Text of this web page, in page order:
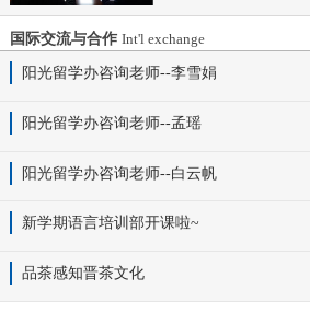
紧随其后，校旗方
进，彩旗猎猎映晴
景。全场师生肃立
冉冉升起，全体师
时代华章。 学院院长白峰致开幕词，
动会是学院践行“健
院长白峰主持。签
热烈。 山西省财政税务专科学校党委副
本情况以及党建和
工作向“有效覆盖
议：一要筑牢组织
组织生活联过等方
源共享机制，共同
国际交流与合作 Int'l exchange
阳光留学办咨询老师--李雪娟
阳光留学办咨询老师--孟瑶
阳光留学办咨询老师--白云帆
新学期语言培训部开课啦~
品茶感知晋茶文化